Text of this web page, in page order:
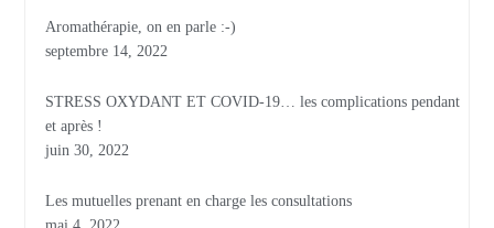
Aromathérapie, on en parle :-)
septembre 14, 2022
STRESS OXYDANT ET COVID-19… les complications pendant
et après !
juin 30, 2022
Les mutuelles prenant en charge les consultations